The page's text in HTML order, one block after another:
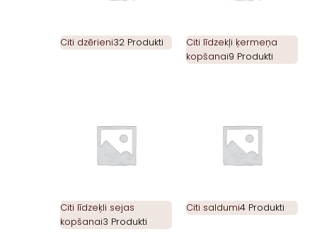
Citi dzērieni32 Produkti
Citi līdzekļi ķermeņa
kopšanai9 Produkti
Citi līdzeķli sejas
kopšanai3 Produkti
Citi saldumi4 Produkti